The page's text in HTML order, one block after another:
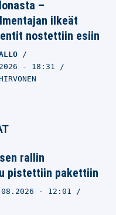
–
ilkeät
nostettiin esiin
- 18:31
rallin
pistettiin pakettiin
- 12:01